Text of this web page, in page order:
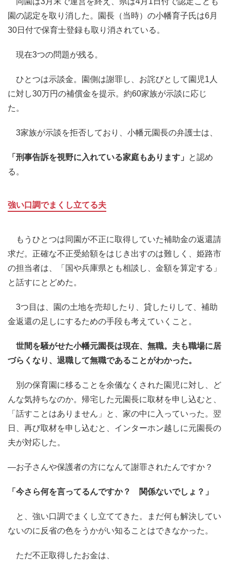
園の認定を取り消した。園長（当時）の小幡育子氏は6月
30日付で保育士登録も取り消されている。
現在3つの問題が残る。
ひとつは示談金。園側は謝罪し、お詫びとして園児1人
に対し30万円の補償金を提示。約60家族が示談に応じ
た。
3家族が示談を拒否しており、小幡元園長の弁護士は、
「刑事告訴を視野に入れている家庭もあります」
と認め
る。
強い口調でまくし立てる夫
もうひとつは同園が不正に取得していた補助金の返還請
求だ。正確な不正受給額をはじき出すのは難しく、姫路市
の担当者は、「国や兵庫県とも相談し、金額を算定する」
と話すにとどめた。
3つ目は、園の土地を売却したり、貸したりして、補助
金返還の足しにするための手段も考えていくこと。
世間を騒がせた小幡元園長は現在、無職。夫も職場に居
づらくなり、退職して無職であることがわかった。
別の保育園に移ることを余儀なくされた園児に対し、ど
んな気持ちなのか。帰宅した元園長に取材を申し込むと、
「話すことはありません」と、家の中に入っていった。翌
日、再び取材を申し込むと、インターホン越しに元園長の
夫が対応した。
―お子さんや保護者の方になんて謝罪されたんですか？
「今さら何を言ってるんですか？ 関係ないでしょ？」
と、強い口調でまくし立ててきた。まだ何も解決してい
ないのに反省の色をうかがい知ることはできなかった。
ただ不正取得したお金は、